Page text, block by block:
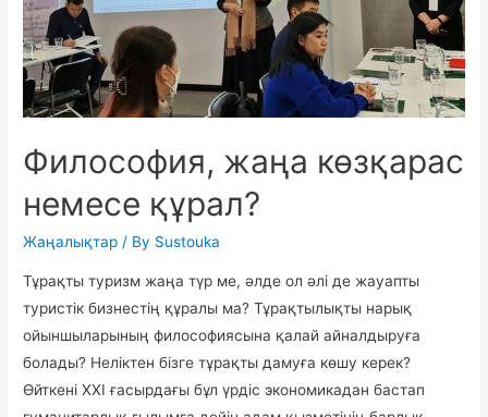
Философия, жаңа көзқарас
немесе құрал?
Жаңалықтар / By Sustouka
Тұрақты туризм жаңа түр ме, әлде ол әлі де жауапты
туристік бизнестің құралы ма? Тұрақтылықты нарық
ойыншыларының философиясына қалай айналдыруға
болады? Неліктен бізге тұрақты дамуға көшу керек?
Өйткені ХХІ ғасырдағы бұл үрдіс экономикадан бастап